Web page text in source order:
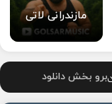
مازندرانی لاتی
برو بخش دانلود